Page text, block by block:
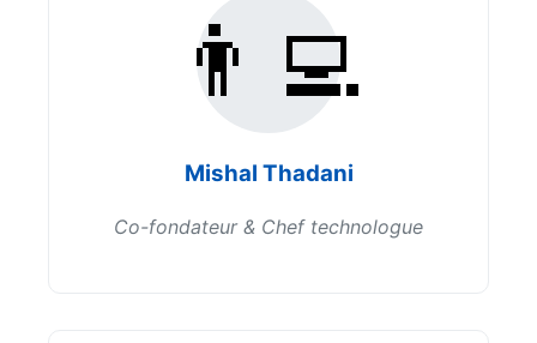
👨‍💻
Mishal Thadani
Co-fondateur & Chef technologue